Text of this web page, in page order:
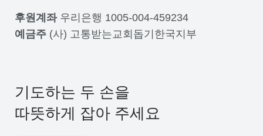
후원계좌우리은행 1005-004-459234
예금주 (사) 고통받는교회돕기한국지부
기도하는 두 손을
따뜻하게 잡아 주세요